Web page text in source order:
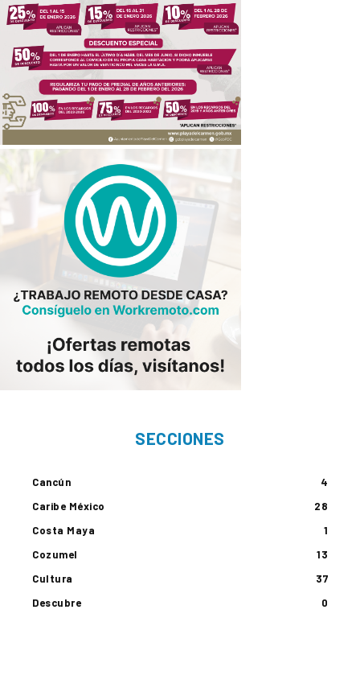
SECCIONES
Cancún
4
Caribe México
28
Costa Maya
1
Cozumel
13
Cultura
37
Descubre
0